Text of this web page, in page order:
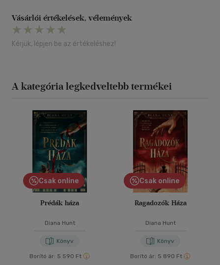
Vásárlói értékelések, vélemények
Kérjük, lépjen be az értékeléshez!
A kategória legkedveltebb termékei
Csak online
Prédák háza
Diana Hunt
Könyv
Borító ár: 5 590 Ft
Csak online
Ragadozók Háza
Diana Hunt
Könyv
Borító ár: 5 890 Ft